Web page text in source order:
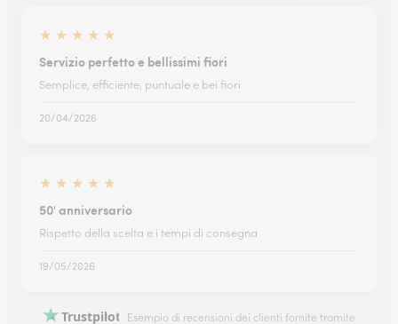
★ ★ ★ ★ ★
Servizio perfetto e bellissimi fiori
Semplice, efficiente, puntuale e bei fiori
20/04/2026
★ ★ ★ ★ ★
50' anniversario
Rispetto della scelta e i tempi di consegna
19/05/2026
Trustpilot
Esempio di recensioni dei clienti fornite tramite